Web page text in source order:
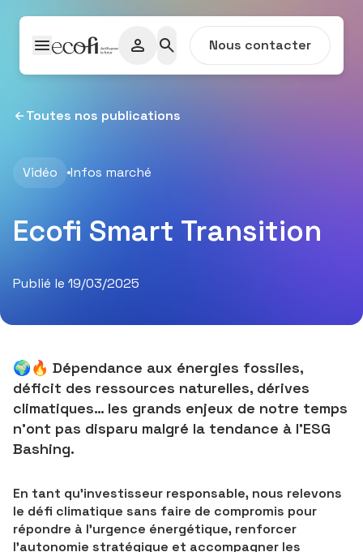
Nous contacter
Toutes nos publications
Vidéo Infos marché
Ecofi Smart Transition
Publié le 19/03/2025
🌍🔥 Dépendance aux énergies fossiles,
déficit des ressources naturelles, dérives
climatiques… les grands enjeux de notre temps
n’ont pas disparu malgré la tendance à l’ESG
Bashing.
En tant qu’investisseur responsable, nous relevons
le défi climatique sans faire de compromis pour
répondre à l’urgence énergétique, renforcer
l’autonomie stratégique et accompagner les